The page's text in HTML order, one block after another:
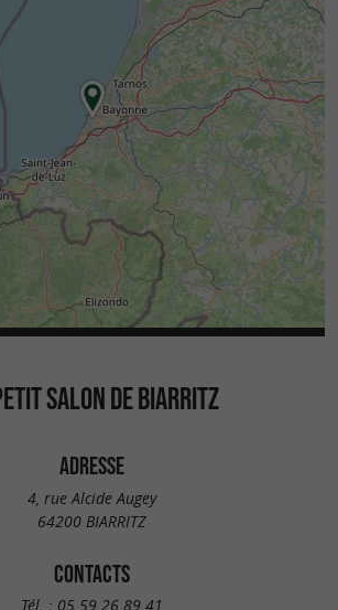
SALON DE BIARRITZ
ADRESSE
4, rue Alcide Augey
64200 BIARRITZ
CONTACTS
Tél. : 05 59 26 89 41